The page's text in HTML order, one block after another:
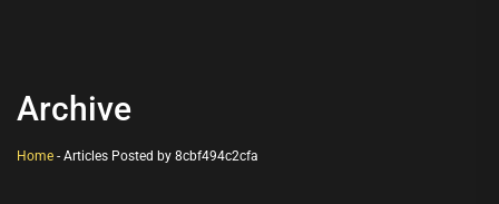
Archive
Home - Articles Posted by 8cbf494c2cfa